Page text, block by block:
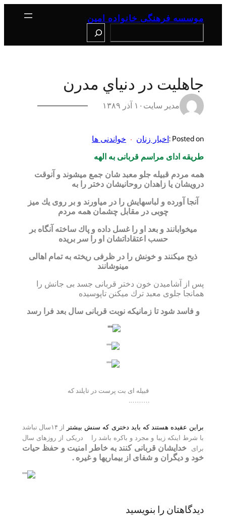
موسسه فرهنگی خانواده امین
جاهلیت در دنياي مدرن
مدیر سایت ۱۰ آذر ۱۳۸۹
Posted on : اخبار زنان
خواندنی ها
طریقه ادای مراسم قربانی به الهه
همه مردم قبیله جلو معبد شان جمع میشوند و آنوقت
درویشان یا زاهدان روحانیشان دختر را به
آنجا آورده و لباسهایش را در میاورند و بر روی یك میز
چوبی در مقابل چشمان همه مردم
میخوابانند و بعد او را غسل داده و پاك ساخته آنگاه بر
حسب اعتقاداتشان او را سر بریده
ذبح میكنند و خونش را در ظرفی ریخته به تمام اهالی
مینوشانند
پس از آشامیدن خون دختر قربانی جسد بی جانش را
همانجا جلوی معبد ترك میكنن تاپوسیده
و فاسد شود تا زمانیكه نوبت قربانی سال بعد فرا رسد
قبیله ای بت پرست در تایلند که
……….
براین عقیده هستند كه باید دختری كه سنش بیشتر از ۱۴
سال نباشد
با شرط اینكه زیبا و مجرد و باكره باشد را دریكی از روزهای سال
برای خدایشان قربانی كنند به خاطر امنیت و حفظ حیات
خود و دیگران و شفای از بیماریها و غیره .
دیدگاهتان را بنویسید